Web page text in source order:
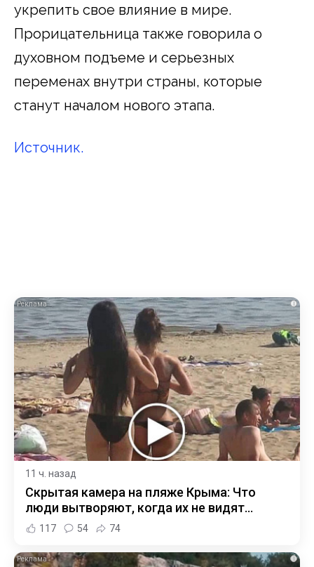
укрепить свое влияние в мире.
Прорицательница также говорила о
духовном подъеме и серьезных
переменах внутри страны, которые
станут началом нового этапа.
Источник.
i
11 ч. назад
Скрытая камера на пляже Крыма: Что
люди вытворяют, когда их не видят...
117 54 74
i